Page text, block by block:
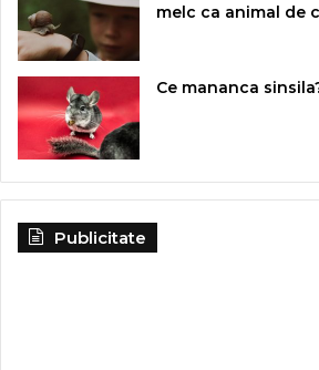
melc ca animal de
Ce mananca
Publicitate